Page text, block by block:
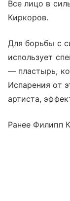
Все лицо в
Киркоров.
Для борьбы с
использует
— пластырь,
Испарения от
артиста,
Ранее Филипп